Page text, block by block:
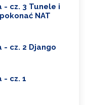
- cz. 3 Tunele i
NAT
cz. 2 Django
- cz. 1